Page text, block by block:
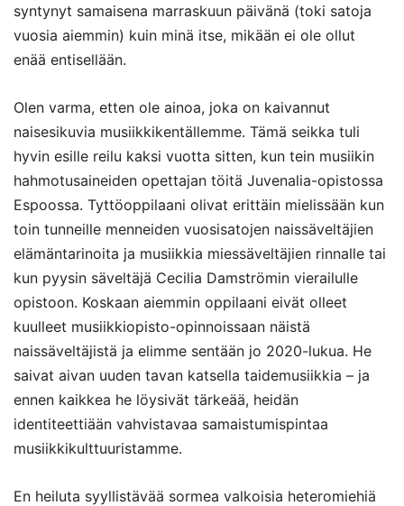
syntynyt samaisena marraskuun päivänä (toki satoja
vuosia aiemmin) kuin minä itse, mikään ei ole ollut
enää entisellään.
Olen varma, etten ole ainoa, joka on kaivannut
naisesikuvia musiikkikentällemme. Tämä seikka tuli
hyvin esille reilu kaksi vuotta sitten, kun tein musiikin
hahmotusaineiden opettajan töitä Juvenalia-opistossa
Espoossa. Tyttöoppilaani olivat erittäin mielissään kun
toin tunneille menneiden vuosisatojen naissäveltäjien
elämäntarinoita ja musiikkia miessäveltäjien rinnalle tai
kun pyysin säveltäjä Cecilia Damströmin vierailulle
opistoon. Koskaan aiemmin oppilaani eivät olleet
kuulleet musiikkiopisto-opinnoissaan näistä
naissäveltäjistä ja elimme sentään jo 2020-lukua. He
saivat aivan uuden tavan katsella taidemusiikkia – ja
ennen kaikkea he löysivät tärkeää, heidän
identiteettiään vahvistavaa samaistumispintaa
musiikkikulttuuristamme.
En heiluta syyllistävää sormea valkoisia heteromiehiä